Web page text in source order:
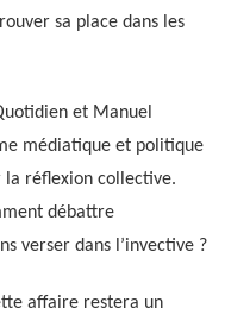
sa place dans les
et Manuel
médiatique et politique
réflexion collective.
débattre
verser dans l’invective ?
affaire restera un